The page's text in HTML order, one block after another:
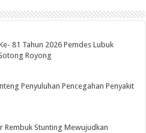
81 Tahun 2026 Pemdes Lubuk
Royong
Penyuluhan Pencegahan Penyakit
Rembuk Stunting Mewujudkan